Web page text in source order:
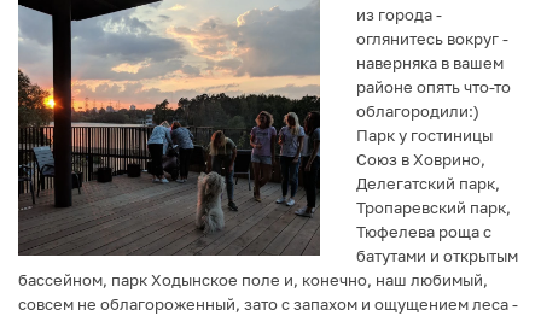
из города -
оглянитесь вокруг -
наверняка в вашем
районе опять что-то
облагородили:)
Парк у гостиницы
Союз в Ховрино,
Делегатский парк,
Тропаревский парк,
Тюфелева роща с
батутами и открытым
бассейном, парк Ходынское поле и, конечно, наш любимый,
совсем не облагороженный, зато с запахом и ощущением леса -